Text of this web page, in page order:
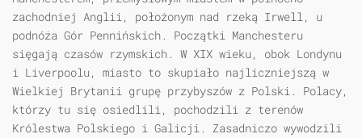
zachodniej Anglii, położonym nad rzeką Irwell, u
podnóża Gór Pennińskich. Początki Manchesteru
sięgają czasów rzymskich. W XIX wieku, obok Londynu
i Liverpoolu, miasto to skupiało najliczniejszą w
Wielkiej Brytanii grupę przybyszów z Polski. Polacy,
którzy tu się osiedlili, pochodzili z terenów
Królestwa Polskiego i Galicji. Zasadniczo wywodzili